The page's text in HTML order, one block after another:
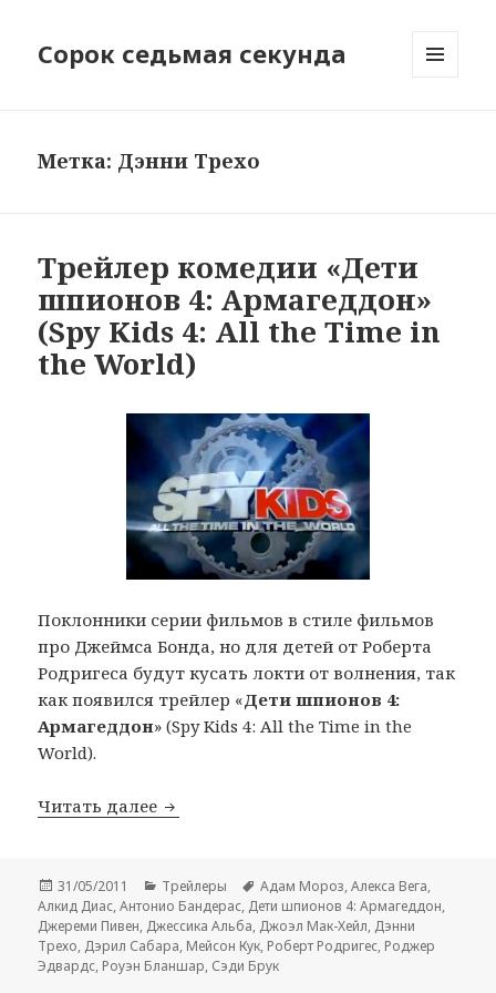
Сорок седьмая секунда
Метка: Дэнни Трехо
Трейлер комедии «Дети
шпионов 4: Армагеддон»
(Spy Kids 4: All the Time in
the World)
Поклонники серии фильмов в стиле фильмов
про Джеймса Бонда, но для детей от Роберта
Родригеса будут кусать локти от волнения, так
как появился трейлер «Дети шпионов 4:
Армагеддон» (Spy Kids 4: All the Time in the
World).
Читать далее Трейлер комедии «Дети шпионов 4:
Опубликовано
31/05/2011 Рубрики
Трейлеры Метки
Адам Мороз,Алекса Вега,
Алкид Диас,Антонио Бандерас, Дети шпионов 4: Армагеддон,
Джереми Пивен, Джессика Альба, Джоэл Мак-Хейл, Дэнни
Трехо, Дэрил Сабара, Мейсон Кук, Роберт Родригес, Роджер
Эдвардс, Роуэн Бланшар, Сэди Брук